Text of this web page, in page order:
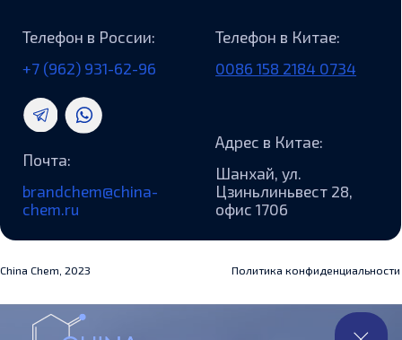
Как мы работаем
Ответы на частые вопросы
Контакты
+7 953 223-49-35
Вакансии